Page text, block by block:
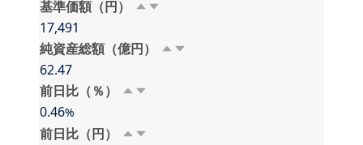
基準価額（円）
17,491
純資産総額（億円）
62.47
前日比（％）
0.46%
前日比（円）